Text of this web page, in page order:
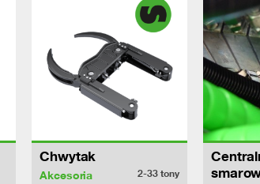
Chwytak
Akcesoria 2-33tony